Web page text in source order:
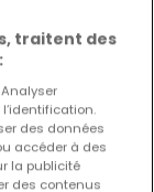
traitent des
des données
accéder à des
la publicité
des contenus